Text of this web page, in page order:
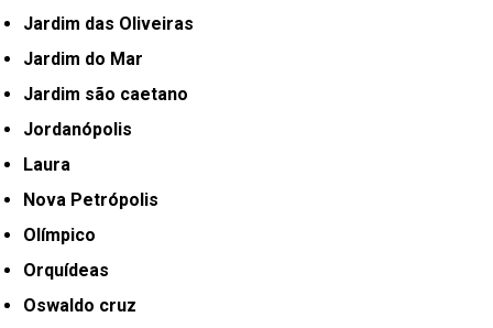
Jardim das Oliveiras
Jardim do Mar
Jardim são caetano
Jordanópolis
Laura
Nova Petrópolis
Olímpico
Orquídeas
Oswaldo cruz